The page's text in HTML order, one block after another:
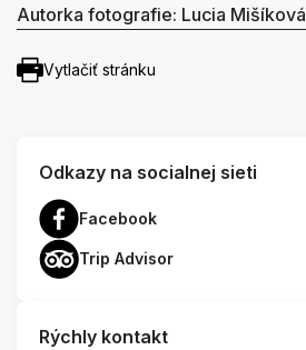
Autorka fotografie: Lucia Mišíková
Vytlačiť stránku
Odkazy na socialnej sieti
Facebook
Trip Advisor
Rýchly kontakt